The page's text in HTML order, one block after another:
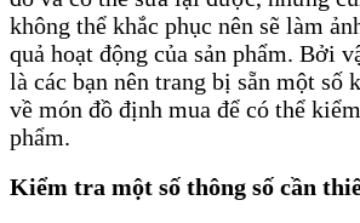
không thể khắc phục nên sẽ làm
quả hoạt động của sản phẩm. Bởi
là các bạn nên trang bị sẵn một số
về món đồ định mua để có thể
phẩm.
Kiểm tra một số thông số cần